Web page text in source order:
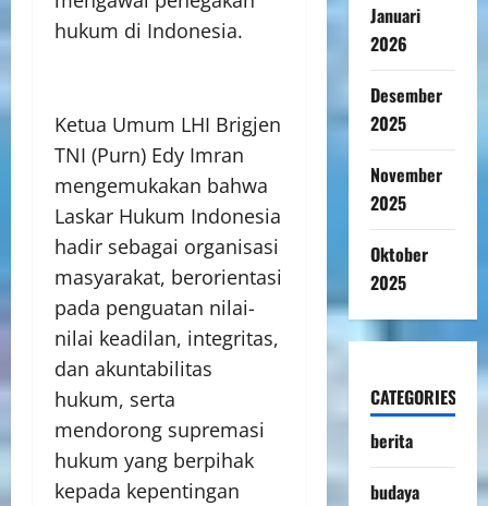
hukum di Indonesia.
Ketua Umum LHI Brigjen
TNI (Purn) Edy Imran
mengemukakan bahwa
Laskar Hukum Indonesia
hadir sebagai organisasi
masyarakat, berorientasi
pada penguatan nilai-
nilai keadilan, integritas,
dan akuntabilitas
hukum, serta
mendorong supremasi
hukum yang berpihak
kepada kepentingan
Januari
2026
Desember
2025
November
2025
Oktober
2025
CATEGORIES
berita
budaya